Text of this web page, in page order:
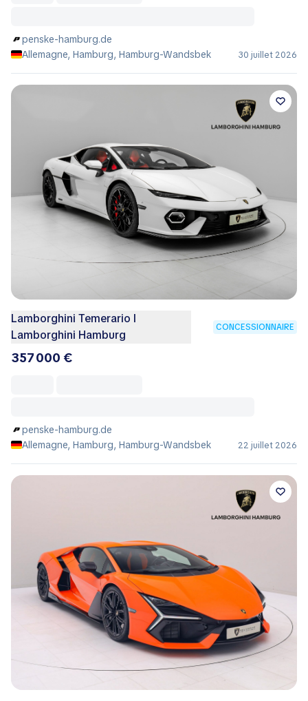
penske-hamburg.de
Allemagne, Hamburg, Hamburg-Wandsbek
30 juillet 2026
Lamborghini Temerario I
Lamborghini Hamburg
CONCESSIONNAIRE
357 000 €
penske-hamburg.de
Allemagne, Hamburg, Hamburg-Wandsbek
22 juillet 2026